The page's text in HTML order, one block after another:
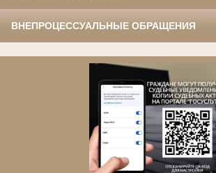
ВНЕПРОЦЕССУАЛЬНЫЕ ОБРАЩЕНИЯ